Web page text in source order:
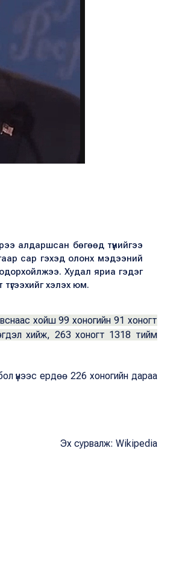
алдаршсан бөгөөд түүнийгээ
сар гэхэд олонх мэдээний
Худал яриа гэдэг
түгээхийг хэлэх юм.
хойш 99 хоногийн 91 хоногт
хийж, 263 хоногт 1318 тийм
үүнээс ердөө 226 хоногийн дараа
Эх сурвалж: Wikipedia